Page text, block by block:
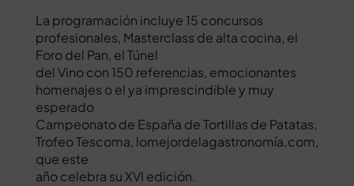
La programación incluye 15 concursos
profesionales, Masterclass de alta cocina, el
Foro del Pan, el Túnel
del Vino con 150 referencias, emocionantes
homenajes o el ya imprescindible y muy
esperado
Campeonato de España de Tortillas de Patatas,
Trofeo Tescoma, lomejordelagastronomía.com,
que este
año celebra su XVI edición.